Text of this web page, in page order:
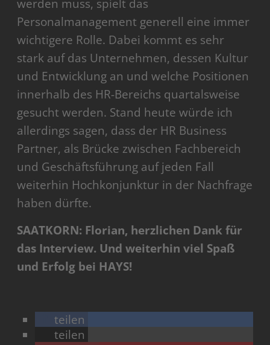
werden muss, spielt das
Personalmanagement generell eine immer
wichtigere Rolle. Dabei kommt es sehr
stark auf das Unternehmen, dessen Kultur
und Entwicklung an und welche Positionen
innerhalb des HR-Bereichs quartalsweise
gesucht werden. Stand heute würde ich
allerdings sagen, dass der HR Business
Partner, als Brücke zwischen Fachbereich
und Geschäftsführung auf jeden Fall
weiterhin Hochkonjunktur in der Nachfrage
haben dürfte.
SAATKORN: Florian, herzlichen Dank für
das Interview. Und weiterhin viel Spaß
und Erfolg bei HAYS!
teilen
teilen